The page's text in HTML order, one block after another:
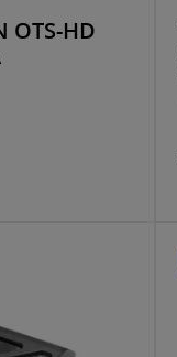
OTS-HD